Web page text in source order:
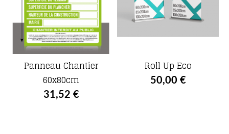
Panneau Chantier
60x80cm
31,52 €
Roll Up Eco
50,00 €